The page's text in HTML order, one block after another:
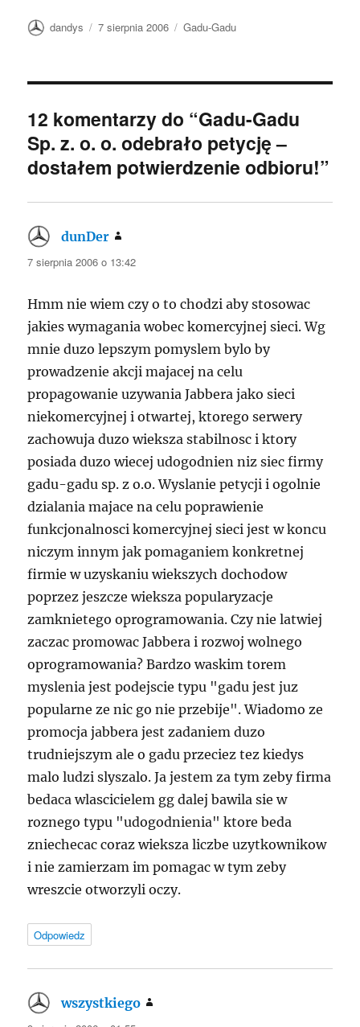
Autor
dandys
Data
7 sierpnia 2006 Kategorie
Gadu-Gadu
12 komentarzy do “Gadu-Gadu
Sp. z. o. o. odebrało petycję –
dostałem potwierdzenie odbioru!”
dunDer
7 sierpnia 2006 o 13:42
Hmm nie wiem czy o to chodzi aby stosowac
jakies wymagania wobec komercyjnej sieci. Wg
mnie duzo lepszym pomyslem bylo by
prowadzenie akcji majacej na celu
propagowanie uzywania Jabbera jako sieci
niekomercyjnej i otwartej, ktorego serwery
zachowuja duzo wieksza stabilnosc i ktory
posiada duzo wiecej udogodnien niz siec firmy
gadu-gadu sp. z o.o. Wyslanie petycji i ogolnie
dzialania majace na celu poprawienie
funkcjonalnosci komercyjnej sieci jest w koncu
niczym innym jak pomaganiem konkretnej
firmie w uzyskaniu wiekszych dochodow
poprzez jeszcze wieksza popularyzacje
zamknietego oprogramowania. Czy nie latwiej
zaczac promowac Jabbera i rozwoj wolnego
oprogramowania? Bardzo waskim torem
myslenia jest podejscie typu "gadu jest juz
popularne ze nic go nie przebije". Wiadomo ze
promocja jabbera jest zadaniem duzo
trudniejszym ale o gadu przeciez tez kiedys
malo ludzi slyszalo. Ja jestem za tym zeby firma
bedaca wlascicielem gg dalej bawila sie w
roznego typu "udogodnienia" ktore beda
zniechecac coraz wieksza liczbe uzytkownikow
i nie zamierzam im pomagac w tym zeby
wreszcie otworzyli oczy.
Odpowiedz
wszystkiego